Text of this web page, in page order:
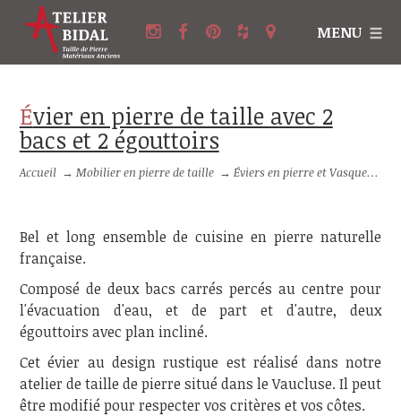
MENU
Évier en pierre de taille avec 2
bacs et 2 égouttoirs
Accueil → Mobilier en pierre de taille →Éviers en pierre et Vasques en pierre
Bel et long ensemble de cuisine en pierre naturelle
française.
Composé de deux bacs carrés percés au centre pour
l'évacuation d'eau, et de part et d'autre, deux
égouttoirs avec plan incliné.
Cet évier au design rustique est réalisé dans notre
atelier de taille de pierre situé dans le Vaucluse. Il peut
être modifié pour respecter vos critères et vos côtes.